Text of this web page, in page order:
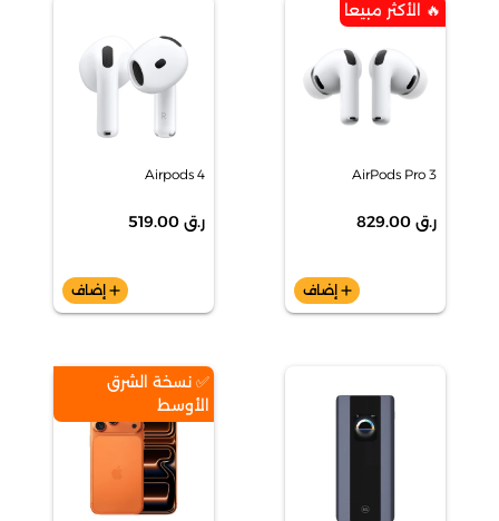
🔥 الأكثر مبيعا
AirPods Pro 3
ر.ق 829.00
add إضاف
Airpods 4
ر.ق 519.00
addإضاف
✅ نسخة الشرق
الأوسط